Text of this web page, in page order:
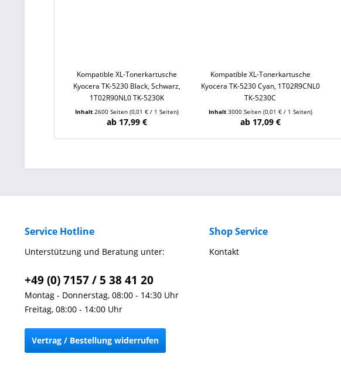
Kompatible XL-Tonerkartusche
Kyocera TK-5230 Black, Schwarz,
1T02R90NL0 TK-5230K
Inhalt2600 Seiten(0,01 € / 1 Seiten)
ab 17,99 €
Kompatible XL-Tonerkartusche
Kyocera TK-5230 Cyan, 1T02R9CNL0
TK-5230C
Inhalt 3000 Seiten (0,01 € / 1 Seiten)
ab 17,09 €
Service Hotline
Unterstützung und Beratung unter:
+49 (0) 7157 / 5 38 41 20
Montag - Donnerstag, 08:00 - 14:30 Uhr
Freitag, 08:00 - 14:00 Uhr
Vertrag / Bestellung widerrufen
Shop Service
Kontakt